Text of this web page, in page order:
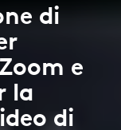
di
e
la
di